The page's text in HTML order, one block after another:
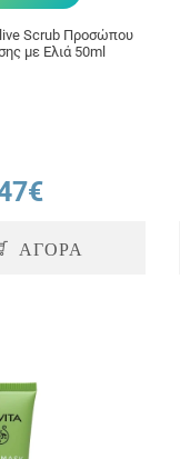
Scrub Προσώπου
με Ελιά 50ml
ΑΓΟΡΑ